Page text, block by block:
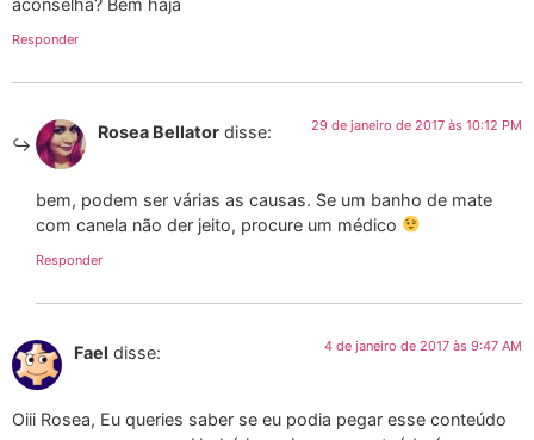
Responder
Rosea Bellator disse: 29 de janeiro de 2017 às 10:12 PM
bem, podem ser várias as causas. Se um banho de mate
com canela não der jeito, procure um médico
Responder
Fael disse: 4 de janeiro de 2017 às 9:47 AM
Oiii Rosea, Eu queries saber se eu podia pegar esse conteúdo